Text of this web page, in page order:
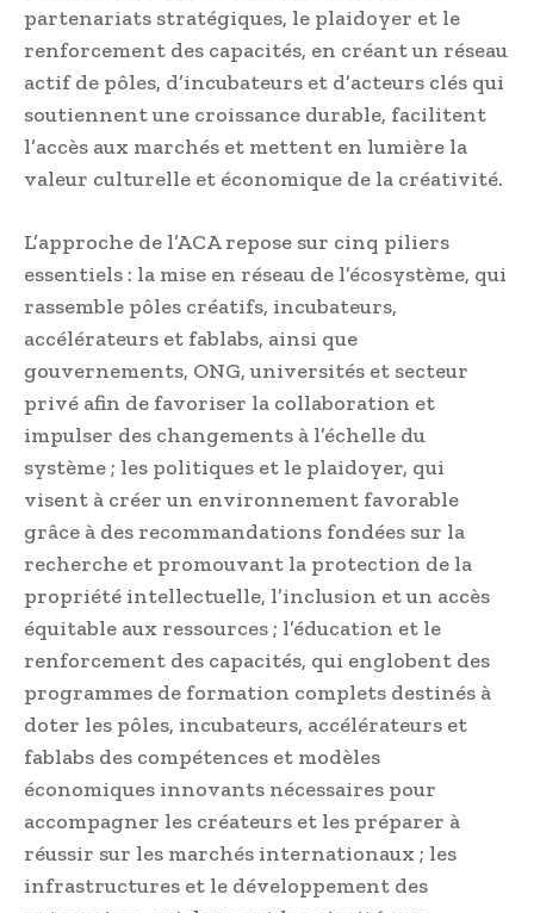
partenariats stratégiques, le plaidoyer et le
renforcement des capacités, en créant un réseau
actif de pôles, d’incubateurs et d’acteurs clés qui
soutiennent une croissance durable, facilitent
l’accès aux marchés et mettent en lumière la
valeur culturelle et économique de la créativité.
L’approche de l’ACA repose sur cinq piliers
essentiels : la mise en réseau de l’écosystème, qui
rassemble pôles créatifs, incubateurs,
accélérateurs et fablabs, ainsi que
gouvernements, ONG, universités et secteur
privé afin de favoriser la collaboration et
impulser des changements à l’échelle du
système ; les politiques et le plaidoyer, qui
visent à créer un environnement favorable
grâce à des recommandations fondées sur la
recherche et promouvant la protection de la
propriété intellectuelle, l’inclusion et un accès
équitable aux ressources ; l’éducation et le
renforcement des capacités, qui englobent des
programmes de formation complets destinés à
doter les pôles, incubateurs, accélérateurs et
fablabs des compétences et modèles
économiques innovants nécessaires pour
accompagner les créateurs et les préparer à
réussir sur les marchés internationaux ; les
infrastructures et le développement des